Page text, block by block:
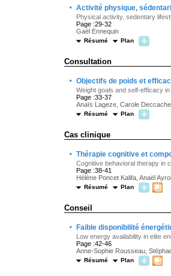
· Activité physique,
Physical activity, sedentary
Page :29-32
Gaël Ennequin
Résumé Plan
Consultation
· Objectifs de poids et
Weight goals and self-efficacy
Page :33-37
Anaïs Lageze, Carole
Résumé Plan
Cas clinique
· Thérapie cognitive et
Cognitive behavioral therapy in
Page :38-41
Hélène Poncet Kalifa, Anaël
Résumé Plan
Conseil
· Faible disponibilité
Low energy availability in elite
Page :42-46
Anne-Sophie Rousseau,
Résumé Plan